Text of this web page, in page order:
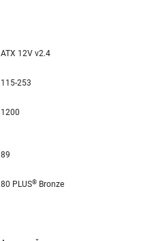
ATX 12V v2.4
115-253
1200
89
80 PLUS® Bronze